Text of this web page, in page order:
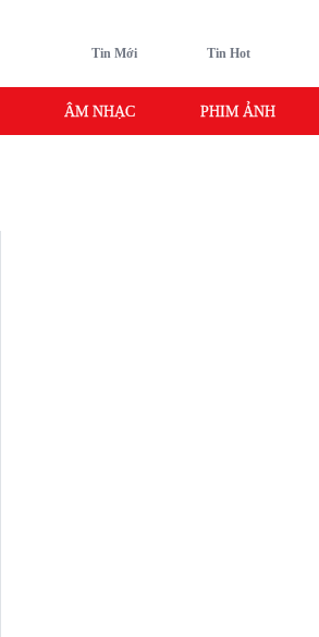
Tin Mới Tin Hot
ÂM NHẠC PHIM ẢNH